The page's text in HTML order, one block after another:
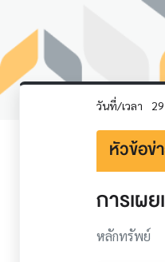
วันที่/เวลา
หัวข้อข่
การเผ
หลักทรัพย์